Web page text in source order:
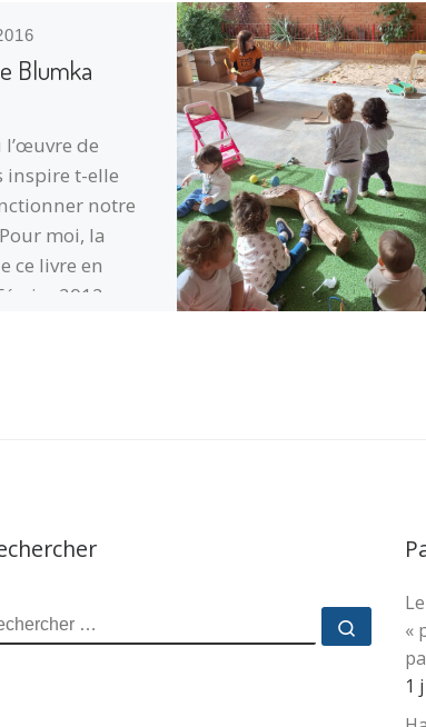
Blumka
de
inspire t-elle
notre
moi, la
ce livre en
2012,
«
1